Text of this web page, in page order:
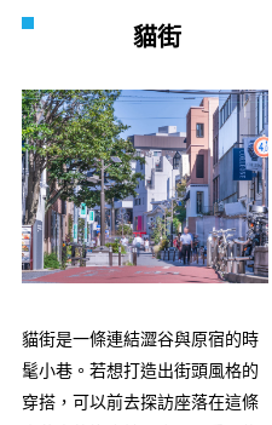
貓街
貓街是一條連結澀谷與原宿的時
髦小巷。若想打造出街頭風格的
穿搭，可以前去探訪座落在這條